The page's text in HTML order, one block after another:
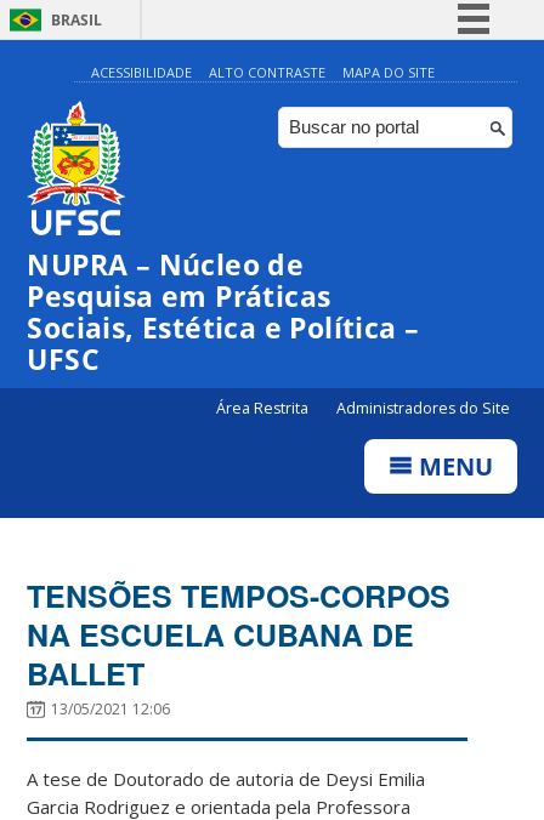
BRASIL
Simplifique!
Comunica BR
Participe
ACESSIBILIDADE ALTO CONTRASTE MAPA DO SITE
NUPRA – Núcleo de
Pesquisa em Práticas
Sociais, Estética e Política –
UFSC
Área Restrita Administradores do Site
MENU
TENSÕES TEMPOS-CORPOS
NA ESCUELA CUBANA DE
BALLET
13/05/2021 12:06
A tese de Doutorado de autoria de Deysi Emilia
Garcia Rodriguez e orientada pela Professora